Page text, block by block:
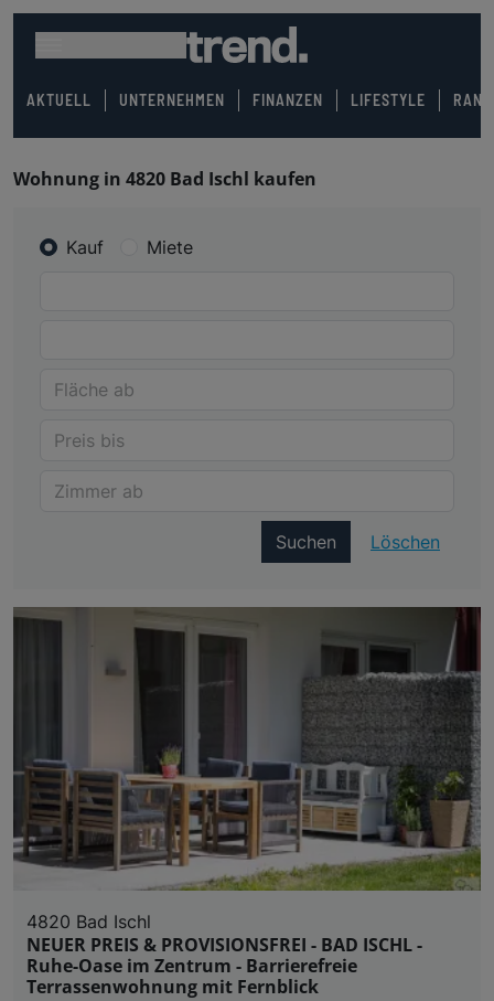
AKTUELL UNTERNEHMEN FINANZEN LIFESTYLE
Wohnung in 4820 Bad Ischl kaufen
Kauf Miete
Suchen Löschen
4820 Bad Ischl
NEUER PREIS & PROVISIONSFREI - BAD ISCHL -
Ruhe-Oase im Zentrum - Barrierefreie
Terrassenwohnung mit Fernblick